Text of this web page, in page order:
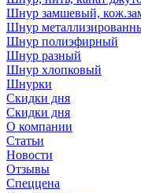
Шнур замшевый,
Шнур
Шнур полиэфирный
Шнур разный
Шнур хлопковый
Шнурки
Скидки дня
Скидки дня
О компании
Статьи
Новости
Отзывы
Спеццена